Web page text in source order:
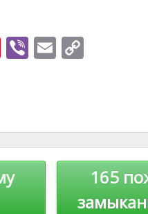
Pi
st
Vi E
Li
n
k165